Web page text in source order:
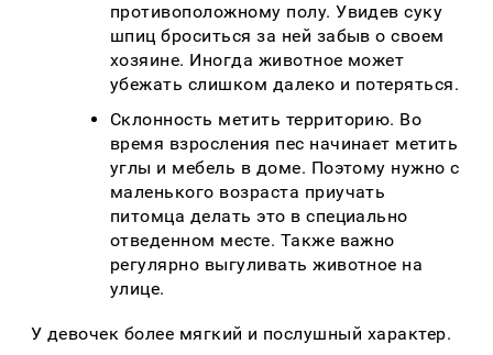
противоположному полу. Увидев суку
шпиц броситься за ней забыв о своем
хозяине. Иногда животное может
убежать слишком далеко и потеряться.
Склонность метить территорию. Во
время взросления пес начинает метить
углы и мебель в доме. Поэтому нужно с
маленького возраста приучать
питомца делать это в специально
отведенном месте. Также важно
регулярно выгуливать животное на
улице.
У девочек более мягкий и послушный характер.